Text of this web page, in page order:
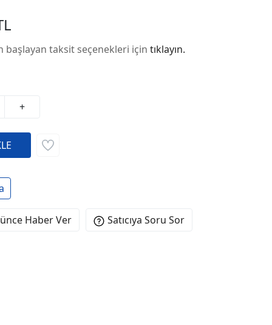
başlayan taksit seçenekleri içintıklayın.
+
Haber Ver Satıcıya Soru Sor